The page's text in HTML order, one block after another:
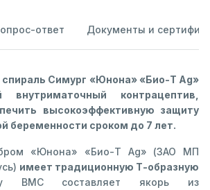
ответ Документы и
Симург «Юнона» «Био-Т Ag»
контрацептив,
высокоэффективную защиту
беременности сроком до 7 лет.
«Юнона» «Био-Т Ag» (ЗАО МП
имеет традиционную Т-образную
ВМС составляет якорь из